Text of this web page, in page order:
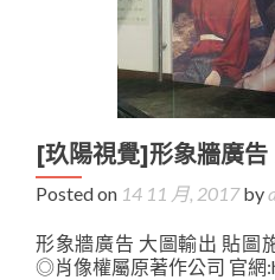
[玖陽視覺]形象牆廣
Posted on 14 11 月, 2017by
形象牆廣告 大圖輸出 貼圖
◎肖像權屬原著作公司 官網